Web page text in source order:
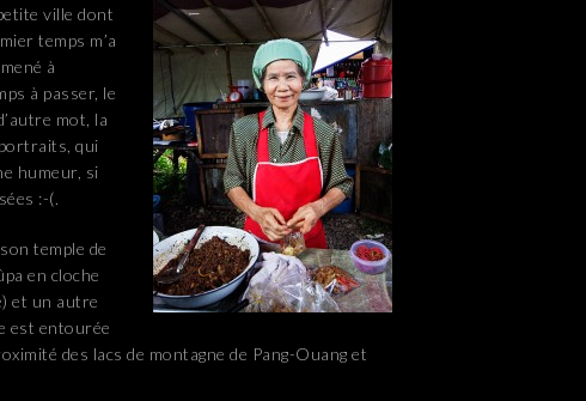
ville dont
temps m’a
à
à passer, le
mot, la
qui
humeur, si
:-(.
temple de
en cloche
et un autre
est entourée
des lacs de montagne de Pang-Ouang et